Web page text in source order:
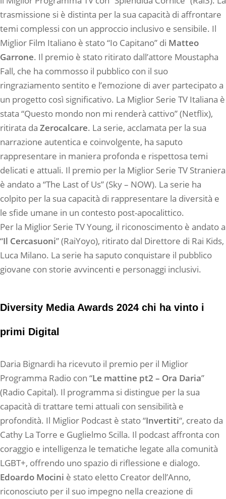
trasmissione si è distinta per la sua capacità di affrontare
temi complessi con un approccio inclusivo e sensibile. Il
Miglior Film Italiano è stato “Io Capitano” di Matteo
Garrone. Il premio è stato ritirato dall’attore Moustapha
Fall, che ha commosso il pubblico con il suo
ringraziamento sentito e l’emozione di aver partecipato a
un progetto così significativo. La Miglior Serie TV Italiana è
stata “Questo mondo non mi renderà cattivo” (Netflix),
ritirata da Zerocalcare. La serie, acclamata per la sua
narrazione autentica e coinvolgente, ha saputo
rappresentare in maniera profonda e rispettosa temi
delicati e attuali. Il premio per la Miglior Serie TV Straniera
è andato a “The Last of Us” (Sky – NOW). La serie ha
colpito per la sua capacità di rappresentare la diversità e
le sfide umane in un contesto post-apocalittico.
Per la Miglior Serie TV Young, il riconoscimento è andato a
“Il Cercasuoni” (RaiYoyo), ritirato dal Direttore di Rai Kids,
Luca Milano. La serie ha saputo conquistare il pubblico
giovane con storie avvincenti e personaggi inclusivi.
Diversity Media Awards 2024 chi ha vinto i
primi Digital
Daria Bignardi ha ricevuto il premio per il Miglior
Programma Radio con “Le mattine pt2 – Ora Daria”
(Radio Capital). Il programma si distingue per la sua
capacità di trattare temi attuali con sensibilità e
profondità. Il Miglior Podcast è stato “Invertiti“, creato da
Cathy La Torre e Guglielmo Scilla. Il podcast affronta con
coraggio e intelligenza le tematiche legate alla comunità
LGBT+, offrendo uno spazio di riflessione e dialogo.
Edoardo Mocini è stato eletto Creator dell’Anno,
riconosciuto per il suo impegno nella creazione di